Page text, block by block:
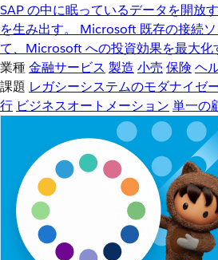
SAP の中に眠っているデータを開放
を生み出す。
Microsoft 既存の接続
て、Microsoft への投資効果を最大化
業種金融サービス 製造 小売 保険 ヘ
課題 レガシーシステムのモダナイゼ
行 ビジネスオートメーション 単一の